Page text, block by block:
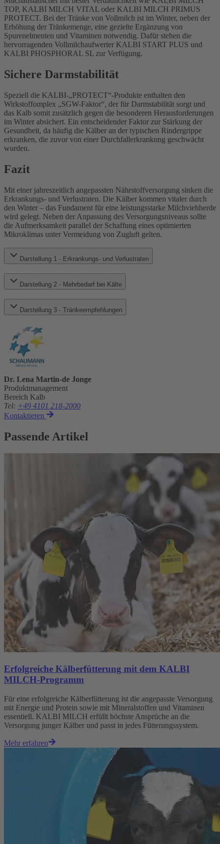
TOP, KALBI MILCH VITAL oder KALBI MILCH PRIMUS
PROTECT. Bei der Tränke von Vollmilch ist im Winter, neben der
Erhöhung der Tränkemenge, eine gezielte Ergänzung von
Spurenelmenten und Vitaminen notwendig. Dafür stehen die
hervorragenden Vollmilchaufwerter KALBI START PLUS und
KALBI PHOSPHORAL SL zur Verfügung.
Sichere Darmstabilität
Speziell die KALBI-„PROTECT“-Produkte enthalten den
Wirkstoffomplex „SGW-Faktor“, der für Darmstabilität sorgt und
das Kalb somit zusätzlich gegen die besonderen Herausforderungen
im Winter absichert. Ein entscheidender Faktor zur Stärkung der
Gesundheit, da häufig die Kälber an der typischen Rindergrippe
erkranken, die zuvor von einer Durchfallerkrankung geschwächt
wurden.
Fazit
Mit einer jahreszeitlich angepassten Nährstoffversorgung sinken die
Erkrankungs- und Verlustraten. Die Kälber kommen vitaler durch
den Winter – das Fundament für eine leistungsstarke Milchviehherde
wird gelegt. Neben der Anpassung des Versorgungsniveaus sollte
die Aufmerksamkeit parallel der Schaffung eines optimierten
Mikroklimas unter Vermeidung von Zugluft gelten.
Darstellung 1 - Erkrankungs- und Verlustraten
Darstellung 2 - Mehrbedarf bei Kälte
Darstellung 3 - Tränkeempfehlungen
Dr. Lena Martin-de Jonge
Produktmanagement
Bereich Kalb
Tel: +49 4101 218-2000
Kontaktieren
Passende Artikel
Erfolgreiche Kälberfütterung mit dem KALBI
MILCH-Programm
Für eine erfolgreiche Kälberfütterung ist die angepasste Versorgung
mit Energie und Protein sowie mit Mineralstoffen und Vitaminen
essentiell. KALBI MILCH erfüllt höchste Ansprüche an die
Versorgung junger Kälber und passt in jedes Fütterungssystem.
Mehr erfahren